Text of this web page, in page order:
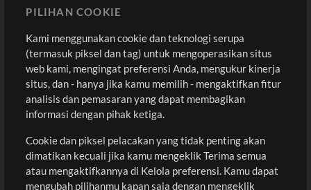
Sound
Pembelian
Beli Kredit
Konten Gratis
Permintaan Lagu
Lain-lain
Sesi
Kirimkan musik kamu
Akun
Masuk
Daftar
Lihat Keranjang
PILIHAN COOKIE
Kami menggunakan cookie dan teknologi serupa
(termasuk piksel dan tag) untuk mengoperasikan situs
web kami, mengingat preferensi Anda, mengukur kinerja
situs, dan - hanya jika kamu memilih - mengaktifkan fitur
analisis dan pemasaran yang dapat membagikan
informasi dengan pihak ketiga.
Cookie dan piksel pelacakan yang tidak penting akan
dimatikan kecuali jika kamu mengeklik Terima semua
atau mengaktifkannya di Kelola preferensi. Kamu dapat
mengubah pilihanmu kapan saja dengan mengeklik